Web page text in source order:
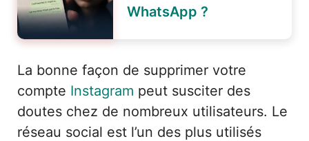
WhatsApp ?
La bonne façon de supprimer votre
compte Instagram peut susciter des
doutes chez de nombreux utilisateurs. Le
réseau social est l’un des plus utilisés